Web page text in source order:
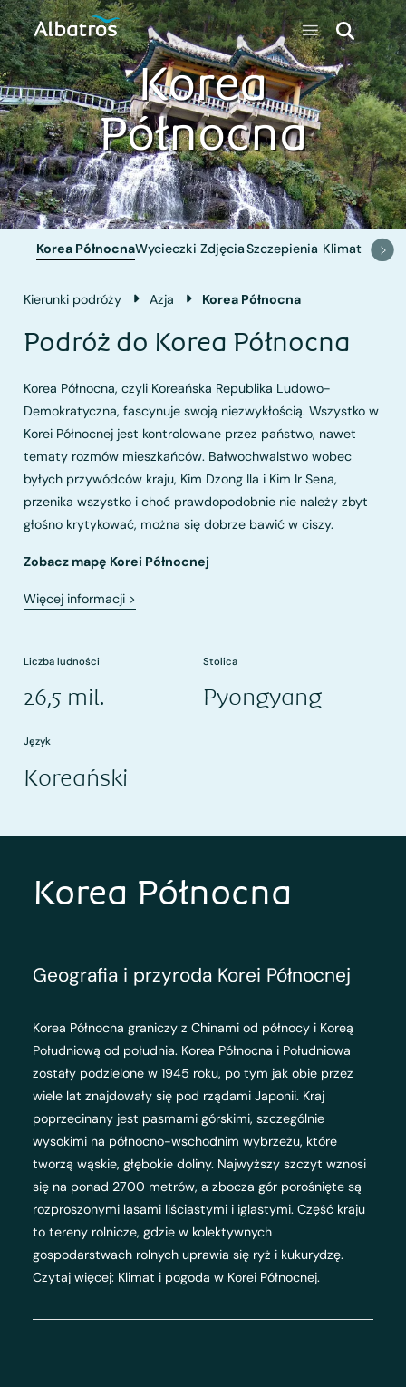
Korea
Północna
Korea PółnocnaWycieczki ZdjęciaSzczepienia Klimat
Kierunki podróży Azja Korea Północna
Podróż do Korea Północna
Korea Północna, czyli Koreańska Republika Ludowo-
Demokratyczna, fascynuje swoją niezwykłością. Wszystko w
Korei Północnej jest kontrolowane przez państwo, nawet
tematy rozmów mieszkańców. Bałwochwalstwo wobec
byłych przywódców kraju, Kim Dzong Ila i Kim Ir Sena,
przenika wszystko i choć prawdopodobnie nie należy zbyt
głośno krytykować, można się dobrze bawić w ciszy.
Zobacz mapę Korei Północnej
Więcej informacji >
Liczba ludności
26,5 mil.
Stolica
Pyongyang
Język
Koreański
Korea Północna
Geografia i przyroda Korei Północnej
Korea Północna graniczy z Chinami od północy i Koreą
Południową od południa. Korea Północna i Południowa
zostały podzielone w 1945 roku, po tym jak obie przez
wiele lat znajdowały się pod rządami Japonii. Kraj
poprzecinany jest pasmami górskimi, szczególnie
wysokimi na północno-wschodnim wybrzeżu, które
tworzą wąskie, głębokie doliny. Najwyższy szczyt wznosi
się na ponad 2700 metrów, a zbocza gór porośnięte są
rozproszonymi lasami liściastymi i iglastymi. Część kraju
to tereny rolnicze, gdzie w kolektywnych
gospodarstwach rolnych uprawia się ryż i kukurydzę.
Czytaj więcej: Klimat i pogoda w Korei Północnej.